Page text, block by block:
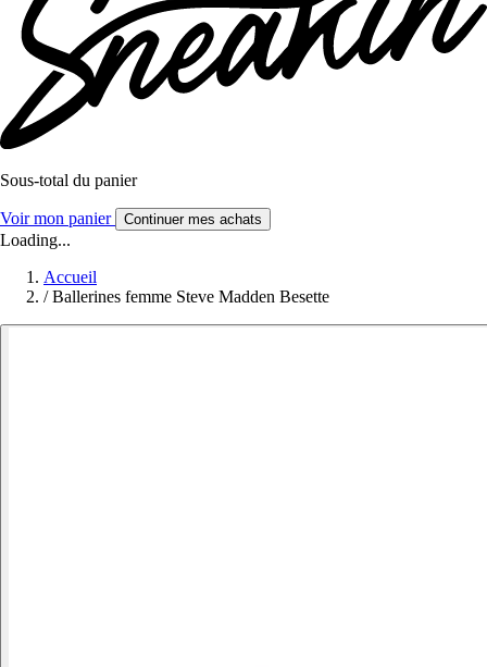
Sous-total du panier
Voir mon panier Continuer mes achats
Loading...
Accueil
/ Ballerines femme Steve Madden Besette